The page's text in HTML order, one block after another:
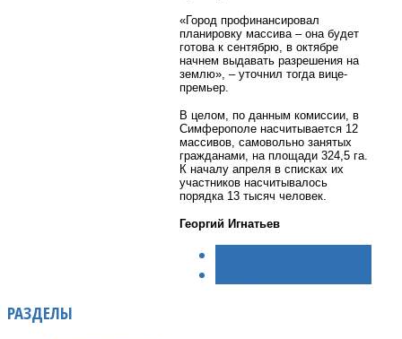
«Город профинансировал
планировку массива – она будет
готова к сентябрю, в октябре
начнем выдавать разрешения на
землю», – уточнил тогда вице-
премьер.
В целом, по данным комиссии, в
Симферополе насчитывается 12
массивов, самовольно занятых
гражданами, на площади 324,5 га.
К началу апреля в списках их
участников насчитывалось
порядка 13 тысяч человек.
Георгий Игнатьев
РАЗДЕЛЫ